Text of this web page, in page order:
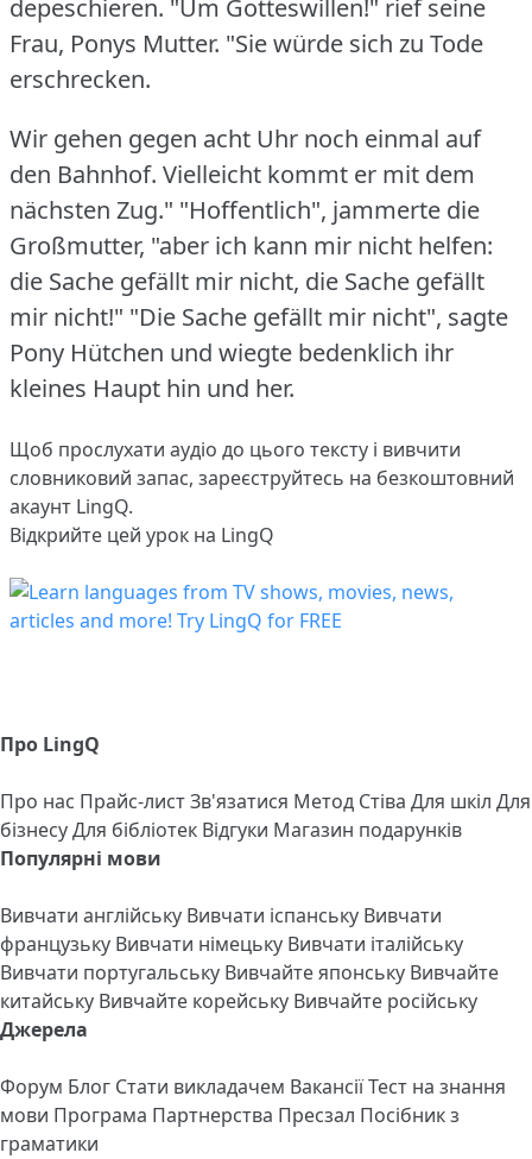
depeschieren. "Um Gotteswillen!" rief seine
Frau, Ponys Mutter. "Sie würde sich zu Tode
erschrecken.
Wir gehen gegen acht Uhr noch einmal auf
den Bahnhof. Vielleicht kommt er mit dem
nächsten Zug." "Hoffentlich", jammerte die
Großmutter, "aber ich kann mir nicht helfen:
die Sache gefällt mir nicht, die Sache gefällt
mir nicht!" "Die Sache gefällt mir nicht", sagte
Pony Hütchen und wiegte bedenklich ihr
kleines Haupt hin und her.
Щоб прослухати аудіо до цього тексту і вивчити
словниковий запас, зареєструйтесь на безкоштовний
акаунт LingQ.
Відкрийте цей урок на LingQ
Про LingQ
Про нас Прайс-листЗв'язатися Метод Стіва Для шкіл Для
бізнесуДля бібліотек Відгуки Магазин подарунків
Популярні мови
Вивчати англійську Вивчати іспанську Вивчати
французьку Вивчати німецьку Вивчати італійську
Вивчати португальську Вивчайте японську Вивчайте
китайську Вивчайте корейську Вивчайте російську
Джерела
Форум Блог Стати викладачем ВакансіїТест на знання
мови Програма Партнерства Пресзал Посібник з
граматики